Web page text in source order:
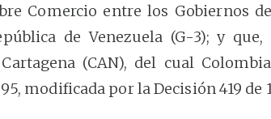
Comercio entre los Gobiernos
de Venezuela (G-3); y
(CAN), del cual
modificada por la Decisión 419 de